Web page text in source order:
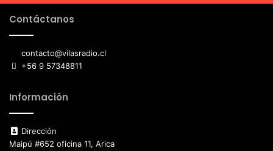
Contáctanos
contacto@vilasradio.cl
+56 9 57348811
Información
Dirección
Maipú #652 oficina 11, Arica